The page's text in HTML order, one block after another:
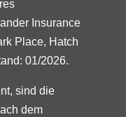
Insurance
Place, Hatch
01/2026.
sind die
dem